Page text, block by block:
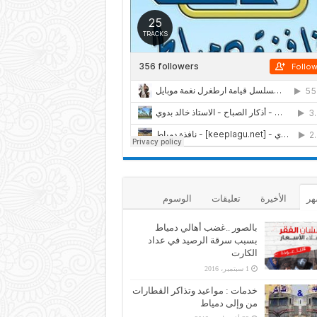
الأخيرة تعليقات الوسوم
بالصور ..غضب أهالي دمياط
بسبب سرقة الرصيد في عداد
الكارت
1 سبتمبر، 2016
خدمات : مواعيد وتذاكر القطارات
من وإلى دمياط